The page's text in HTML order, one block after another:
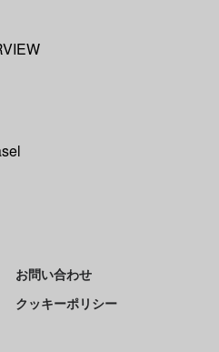
お問い合わせ
クッキーポリシー